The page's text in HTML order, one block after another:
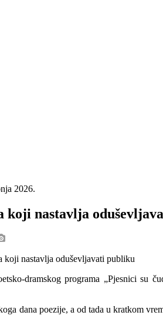
2026.
koji nastavlja
dramskog programa „Pjesnici su
dana poezije, a od tada u kratkom